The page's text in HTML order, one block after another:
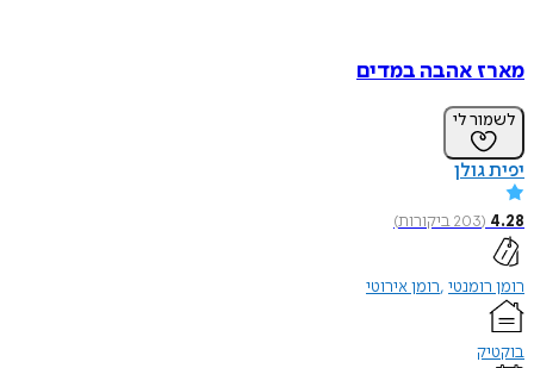
מארז אהבה במדים
לשמור לי
יפית גולן
4.28
(
203ביקורות)
רומן רומנטי רומן אירוטי
בוקטיק